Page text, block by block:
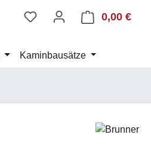
0,00 €
Kaminbausätze